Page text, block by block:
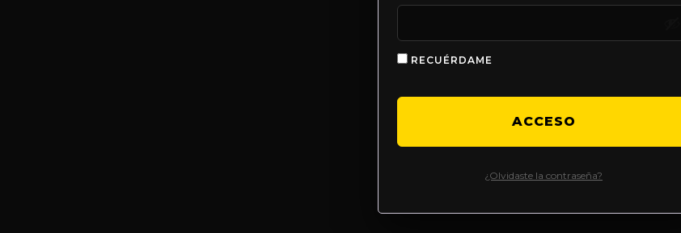
RECUÉRDAME
ACCESO
¿Olvidaste la contraseña?